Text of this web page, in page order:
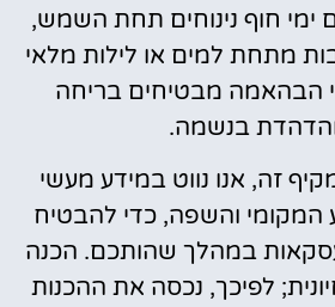
חוף נינוחים תחת השמש,
מתחת למים או לילות מלאי
הבהאמה מבטיחים בריחה
בנשמה.
זה, אנו נווט במידע מעשי
המקומי והשפה, כדי להבטיח
במהלך שהותכם. הכנה
לפיכך, נכסה את ההכנות